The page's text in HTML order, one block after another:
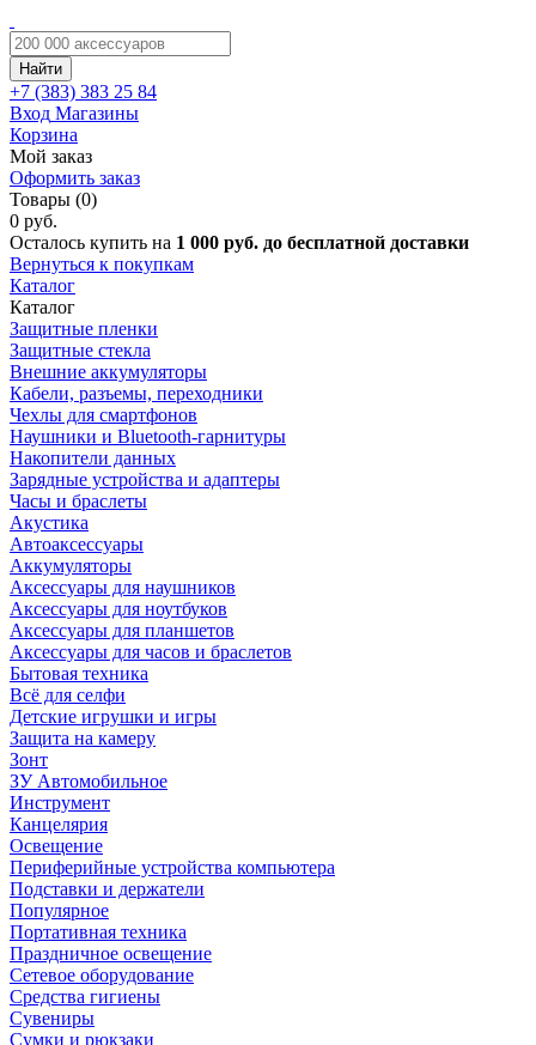
Найти
+7 (383) 383 25 84
Вход Магазины
Корзина
Мой заказ
Оформить заказ
Товары (0)
0 руб.
Осталось купить на 1 000 руб. до бесплатной доставки
Вернуться к покупкам
Каталог
Каталог
Защитные пленки
Защитные стекла
Внешние аккумуляторы
Кабели, разъемы, переходники
Чехлы для смартфонов
Наушники и Bluetooth-гарнитуры
Накопители данных
Зарядные устройства и адаптеры
Часы и браслеты
Акустика
Автоаксессуары
Аккумуляторы
Аксессуары для наушников
Аксессуары для ноутбуков
Аксессуары для планшетов
Аксессуары для часов и браслетов
Бытовая техника
Всё для селфи
Детские игрушки и игры
Защита на камеру
Зонт
ЗУ Автомобильное
Инструмент
Канцелярия
Освещение
Периферийные устройства компьютера
Подставки и держатели
Популярное
Портативная техника
Праздничное освещение
Сетевое оборудование
Средства гигиены
Сувениры
Сумки и рюкзаки